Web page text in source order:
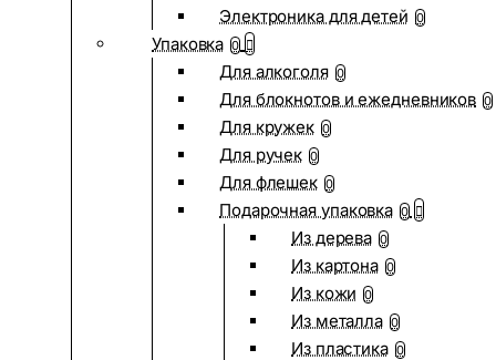
Электроника для детей 0
Упаковка 0
Для алкоголя 0
Для блокнотов и ежедневников 0
Для кружек 0
Для ручек 0
Для флешек 0
Подарочная упаковка 0
Из дерева 0
Из картона 0
Из кожи 0
Из металла 0
Из пластика 0